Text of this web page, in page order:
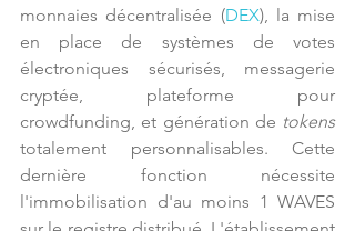
monnaies décentralisée (DEX), la mise
en place de systèmes de votes
électroniques sécurisés, messagerie
cryptée, plateforme pour
crowdfunding, et génération de tokens
totalement personnalisables. Cette
dernière fonction nécessite
l'immobilisation d'au moins 1 WAVES